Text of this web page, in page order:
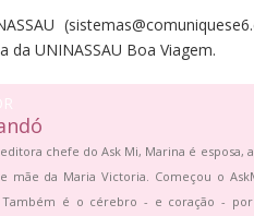
(
UNINASSAU Boa Viagem.
chefe do Ask Mi, Marina é esposa,
mãe da Maria Victoria. Começou o
Também é o cérebro - e coração -